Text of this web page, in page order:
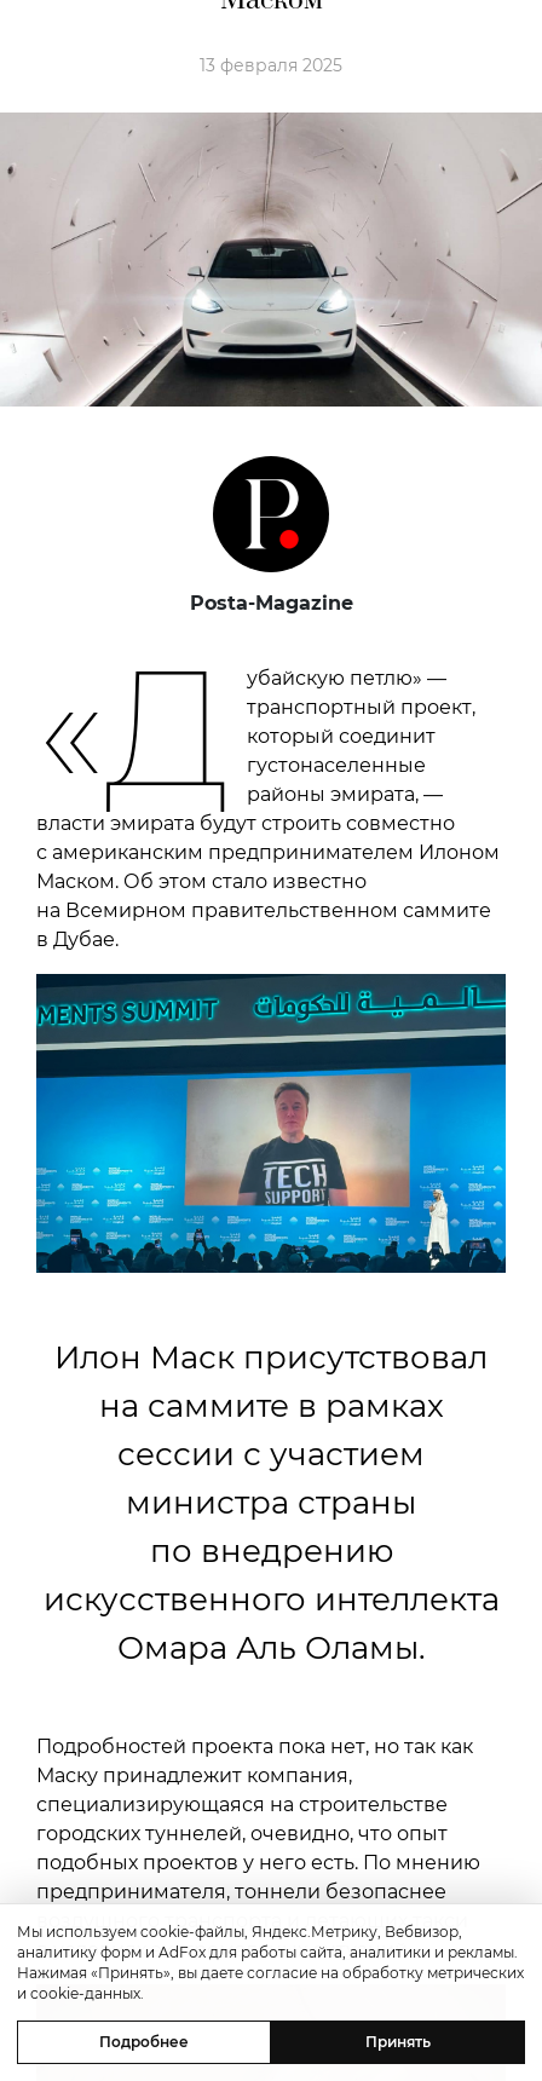
13 февраля 2025
Posta-Magazine
«Д
убайскую петлю» —
транспортный проект,
который соединит
густонаселенные
районы эмирата, —
власти эмирата будут строить совместно
с американским предпринимателем Илоном
Маском. Об этом стало известно
на Всемирном правительственном саммите
в Дубае.
Илон Маск присутствовал
на саммите в рамках
сессии с участием
министра страны
по внедрению
искусственного интеллекта
Омара Аль Оламы.
Подробностей проекта пока нет, но так как
Маску принадлежит компания,
специализирующаяся на строительстве
городских туннелей, очевидно, что опыт
подобных проектов у него есть. По мнению
предпринимателя, тоннели безопаснее
воздушного транспорта и летающих такси
в условиях экстремальных ситуаций.
Мы используем cookie-файлы, Яндекс.Метрику, Вебвизор,
аналитику форм и AdFox для работы сайта, аналитики и рекламы.
Нажимая «Принять», вы даете согласие на обработку метрических
и cookie-данных.
Подробнее Принять